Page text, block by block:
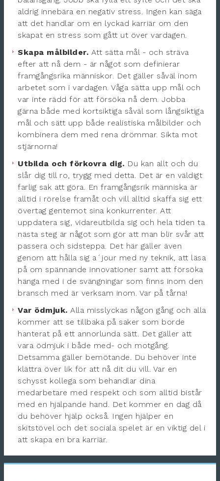
aldrig innebära en negativ stress. Ingen kan säga
att det handlar om en lyckad karriär om den
skapat en stress som gått ut över vardagen.
Skapa målbilder. Att sätta mål - och sträva
efter att nå dem - är något som definierar
framgångsrika människor. Det gäller såväl inom
arbetet som i vardagen. Våga sätta upp mål och
var inte rädd för att försöka nå dem. Jobba
gärna både med kortsiktiga såväl som långsiktiga
mål och sätt upp både realistiska målbilder och
kombinera dem med rena drömmar. Sikta mot
stjärnorna!
Utbilda och förkovra dig. Du kan allt och du
slår dig till ro, trygg med detta. Det är en väldigt
farlig sak att göra. En framgångsrik människa är
alltid i rörelse framåt och vill alltid skaffa sig ett
övertag gentemot sina konkurrenter. Att
uppdatera sig, vidareutbilda sig och hela tiden ta
nästa steg är något som gör att man blir svår att
passera och sidsteppa. Det här gäller även
genom att hålla sig a´jour med ny teknik, att läsa
på om spännande innovationer samt att försöka
hänga med i de svängningar som finns inom den
bransch med är verksam inom. Var på tårna!
Var ödmjuk. Alla misslyckas någon gång och alla
kommer att se tillbaka på saker som borde
hanterat på ett annorlunda sätt. Det gäller att
vara ödmjuk i både med- och motgång.
Detsamma gäller bemötande. Du behöver inte
klättra över lik för att nå dit du vill. Var en
schysst kollega som behandlar dina
medarbetare med respekt och som alltid bistår
med en hjälpande hand. Det kommer en dag då
du behöver hjälp också. Ingen hjälper en
skitstövel och det sociala spelet är en viktig del i
att skapa en bra karriär.